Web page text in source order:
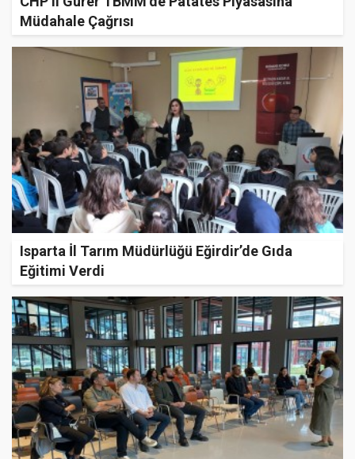
Müdahale Çağrısı
Isparta İl Tarım Müdürlüğü Eğirdir’de Gıda
Eğitimi Verdi